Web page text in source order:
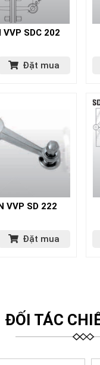
VVP SDC 202
Đặt mua
VVP SD 222
Đặt mua
ĐỐI TÁC